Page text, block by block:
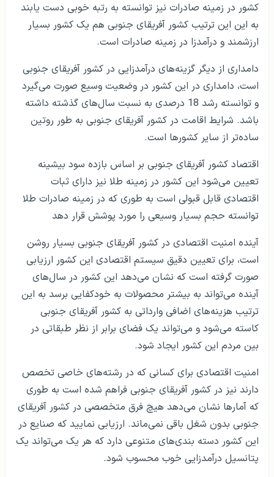
کشور در زمینه صادرات نیز توانسته به رتبه خوبی دست یابند
به این این ترتیب کشور آفریقای جنوبی هم یک کشور بسیار
ارزشمند و درآمدزا در زمینه صادرات است.
دامداری از دیگر گزینه‌های درآمدزایی در کشور آفریقای جنوبی
است، دامداری در این کشور در وضعیت وسیع صورت می‌گیرد
و توانسته رشد 18 درصدی به نسبت سال‌های گذشته داشته
باشد. شرایط اقامت در کشور آفریقای جنوبی به طور روتین
ساده‌تر از سایر کشورها است.
اقتصاد کشور آفریقای جنوبی بر اساس بازده سود بیشینه
تعیین می‌شود این کشور در زمینه طلا نیز دارای ثبات
اقتصادی قابل قبولی است به طوری که در زمینه صادرات طلا
توانسته حجم بسیار وسیعی را مورد پوشش قرار دهد
آینده امنیت اقتصادی در کشور آفریقای جنوبی بسیار روشن
است، برای تعیین دقیق سیستم اقتصادی این کشور ارزیابی
صورت گرفته است که نشان می‌دهد این کشور در سال‌های
آینده می‌تواند به بیشتر محصولات به خودکفایی برسد به این
ترتیب هزینه‌های اضافی وارداتی به کشور آفریقای جنوبی
کاسته می‌شود و می‌تواند یک فضای برابر از نظر طبقاتی در
بین مردم این کشور ایجاد شود.
امنیت اقتصادی برای کسانی که در رشته‌های خاصی تخصص
دارند نیز در کشور آفریقای جنوبی فراهم شده است به طوری
که آمارها نشان می‌دهد هیچ فرق متخصصی در کشور آفریقای
جنوبی بدون شغل باقی نمی‌ماند. ارزیابی نمایید که صنایع در
این کشور دسته بندی‌های متنوعی دارد که هر یک می‌تواند یک
پتانسیل درآمدزایی خوب محسوب شود.